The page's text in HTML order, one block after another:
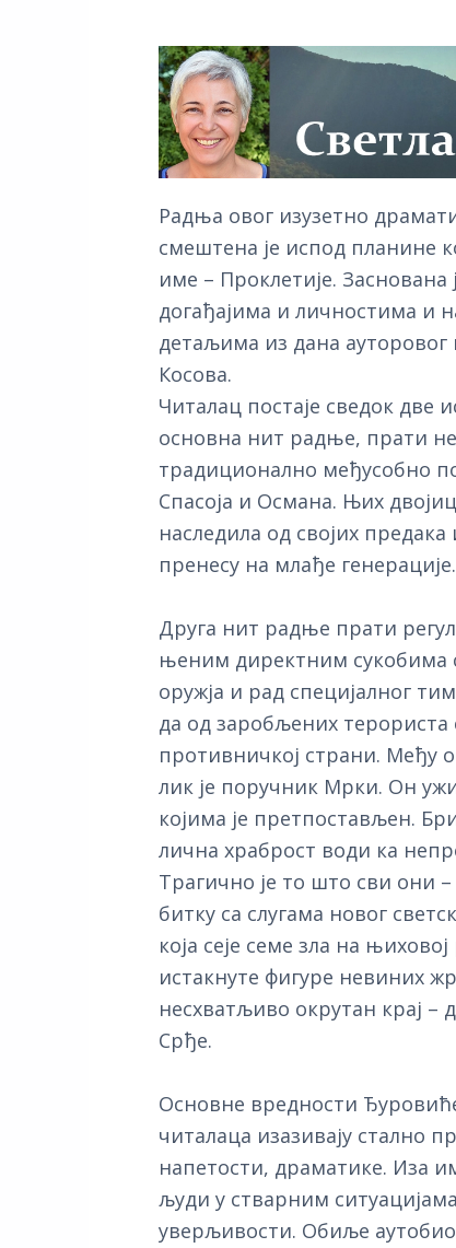
Радња овог изузетно
смештена је испод планине
име – Проклетије.
догађајима и личностима и
детаљима из дана
Косова.
Читалац постаје сведок две
основна нит радње, прати
традиционално међусобно
Спасоја и Османа. Њих
наследила од својих
пренесу на млађе генерације.
Друга нит радње прати
њеним директним сукобима
оружја и рад специјалног
да од заробљених
противничкој страни. Међу
лик је поручник Мрки. Он
којима је претпостављен.
лична храброст води ка
Трагично је то што сви они
битку са слугама новог
која сеје семе зла на
истакнуте фигуре невиних
несхватљиво окрутан крај –
Срђе.
Основне вредности
читалаца изазивају стално
напетости, драматике. Иза
људи у стварним
уверљивости. Обиље